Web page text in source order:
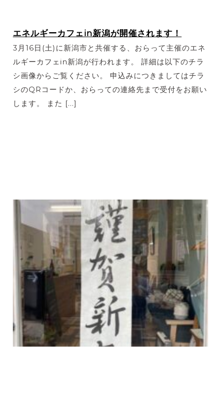
エネルギーカフェin新潟が開催されます！
3月16日(土)に新潟市と共催する、おらって主催のエネ
ルギーカフェin新潟が行われます。 詳細は以下のチラ
シ画像からご覧ください。 申込みにつきましてはチラ
シのQRコードか、おらっての連絡先まで受付をお願い
します。 また […]